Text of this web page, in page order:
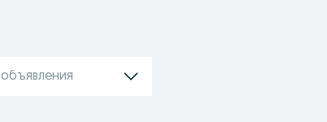
объявления